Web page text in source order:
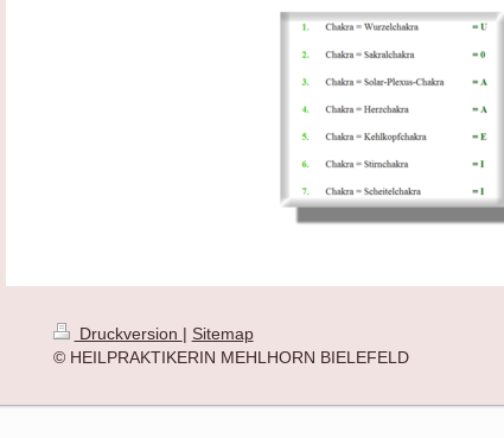
Druckversion | Sitemap
© HEILPRAKTIKERIN MEHLHORN BIELEFELD